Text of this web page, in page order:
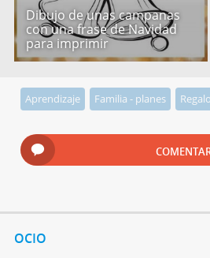
Dibujo de unas campanas
con una frase de Navidad
para imprimir
Aprendizaje Familia - planes
OCIO